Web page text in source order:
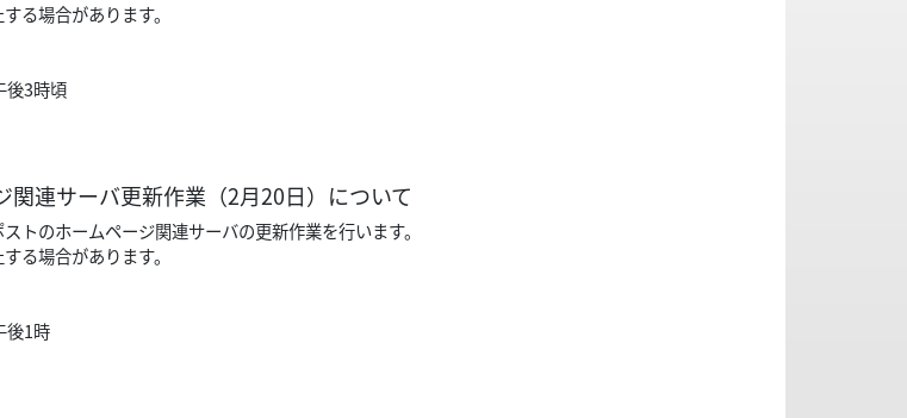
る場合があります。
3時頃
連サーバ更新作業（2月20日）について
トのホームページ関連サーバの更新作業を行います。
る場合があります。
後1時